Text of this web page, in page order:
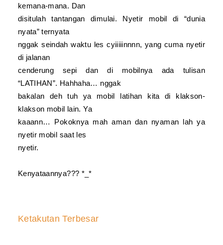
kemana-mana. Dan
disitulah tantangan dimulai. Nyetir mobil di “dunia
nyata” ternyata
nggak seindah waktu les cyiiiiinnnn, yang cuma nyetir
di jalanan
cenderung sepi dan di mobilnya ada tulisan
“LATIHAN”. Hahhaha… nggak
bakalan deh tuh ya mobil latihan kita di klakson-
klakson mobil lain. Ya
kaaann… Pokoknya mah aman dan nyaman lah ya
nyetir mobil saat les
nyetir.
Kenyataannya??? *_*
Ketakutan Terbesar